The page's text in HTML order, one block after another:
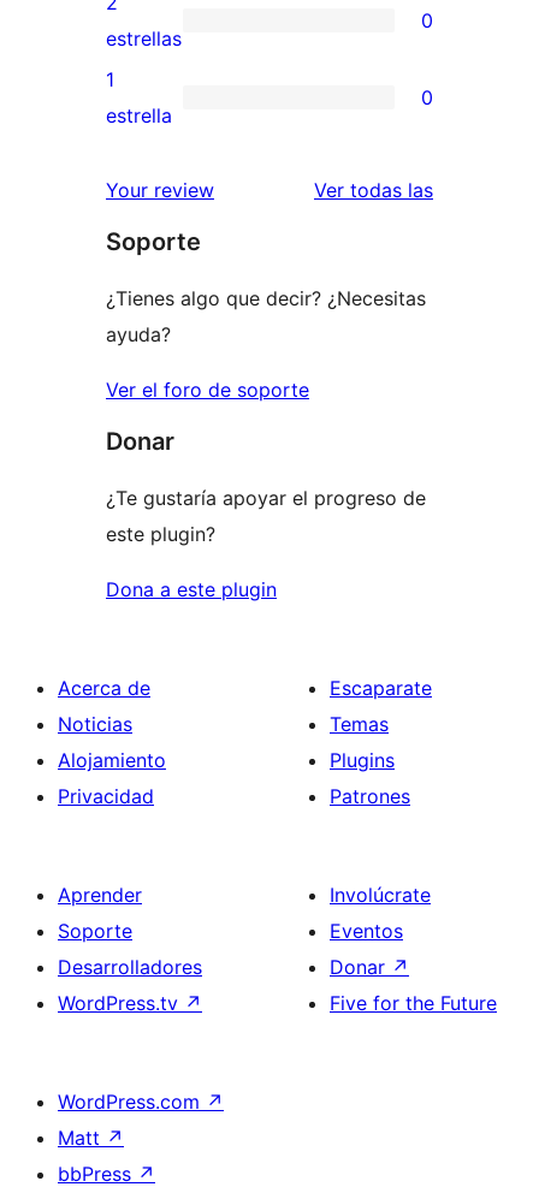
estrellas
de
3
estrellas
0
valoraciones
de
estrellas
estrellas
0
0
de
estrellas
1
estrella
0
Your review Ver todas las
Soporte
¿Tienes algo que decir? ¿Necesitas
ayuda?
Ver el foro de soporte
Donar
¿Te gustaría apoyar el progreso de
este plugin?
Dona a este plugin
Acerca de
Noticias
Alojamiento
Privacidad
Escaparate
Temas
Plugins
Patrones
Aprender
Soporte
Desarrolladores
WordPress.tv ↗
Involúcrate
Eventos
Donar ↗
Five for the Future
WordPress.com ↗
Matt ↗
bbPress ↗